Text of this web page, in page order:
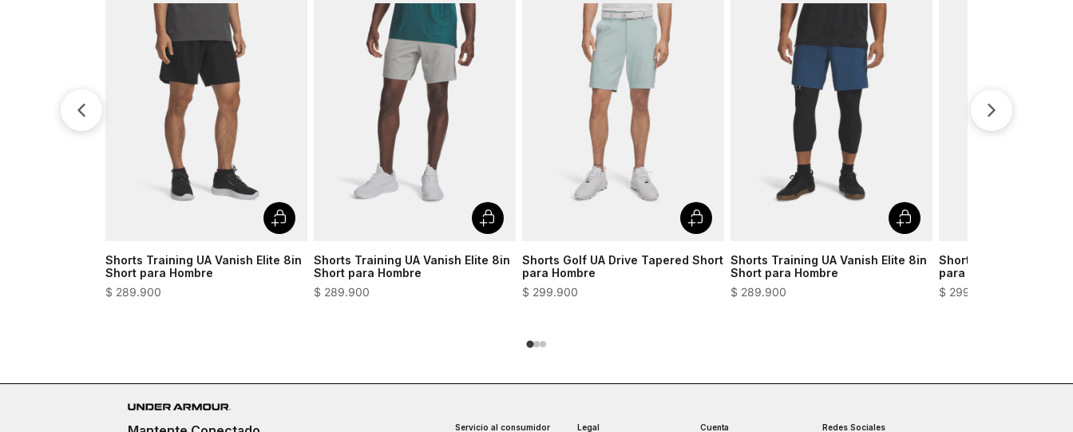
Shorts Training UA Vanish Elite 8in
Short para Hombre
$ 289.900
Shorts Training UA Vanish Elite 8in
Short para Hombre
$ 289.900
Shorts Golf UA Drive Tapered Short
para Hombre
$ 299.900
Shorts Training UA Vanish Elite 8in
Short para Hombre
$ 289.900
Shorts Golf UA Drive
para Hombre
$ 299
Servicio al consumidor Legal Cuenta Redes Sociales